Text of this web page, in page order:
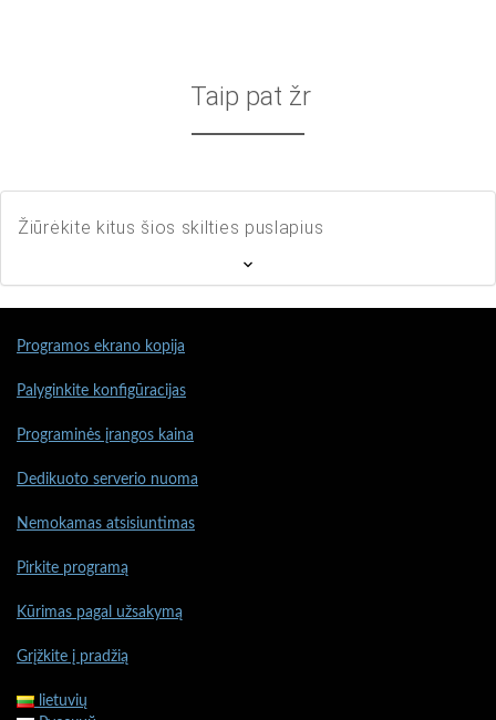
Taip pat žr
Žiūrėkite kitus šios skilties puslapius
Programos ekrano kopija
Palyginkite konfigūracijas
Programinės įrangos kaina
Dedikuoto serverio nuoma
Nemokamas atsisiuntimas
Pirkite programą
Kūrimas pagal užsakymą
Grįžkite į pradžią
lietuvių